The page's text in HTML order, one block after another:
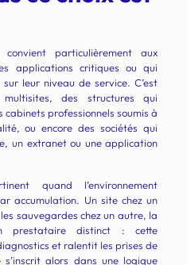
particulièrement aux
applications critiques ou qui
leur niveau de service. C’est
des structures qui
professionnels soumis à
ou encore des sociétés qui
un extranet ou une application
quand l’environnement
accumulation. Un site chez un
sauvegardes chez un autre, la
prestataire distinct : cette
et ralentit les prises de
alors dans une logique